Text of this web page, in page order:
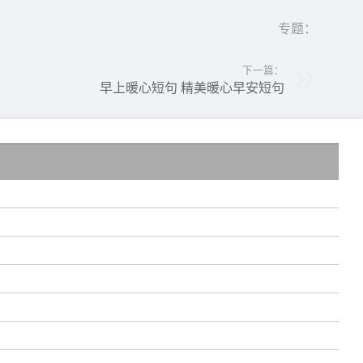
专题：
下一篇：
早上暖心短句 精美暖心早安短句